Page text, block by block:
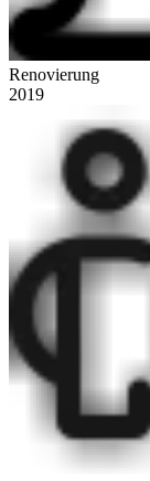
Renovierung
2019